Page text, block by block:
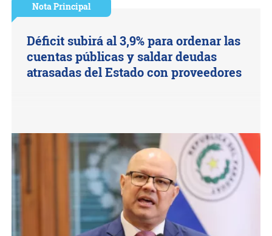
Nota Principal
Déficit subirá al 3,9% para ordenar las
cuentas públicas y saldar deudas
atrasadas del Estado con proveedores